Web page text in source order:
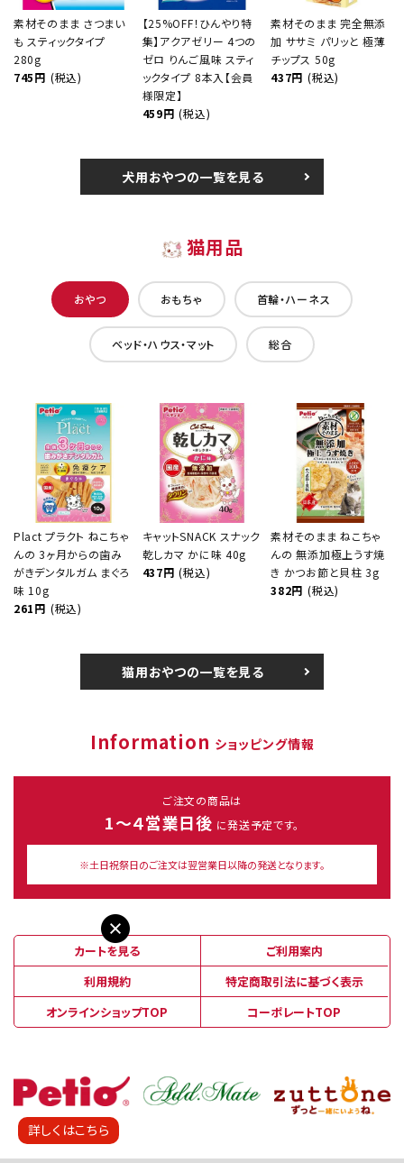
素材そのまま さつまい
も スティックタイプ
280g
745円 (税込)
【25%OFF！ひんやり特
集】アクアゼリー 4つの
ゼロ りんご風味 スティ
ックタイプ 8本入【会員
様限定】
459円 (税込)
素材そのまま 完全無添
加 ササミ パリッと 極薄
チップス 50g
437円 (税込)
犬用おやつの一覧を見る
猫用品
おやつ おもちゃ 首輪・ハーネス
ベッド・ハウス・マット 総合
Plact プラクト ねこちゃ
んの 3ヶ月からの歯み
がきデンタルガム まぐろ
味 10g
261円 (税込)
キャットSNACK スナック
乾しカマ かに味 40g
437円 (税込)
素材そのまま ねこちゃ
んの 無添加極上うす焼
き かつお節と貝柱 3g
382円 (税込)
猫用おやつの一覧を見る
Information ショッピング情報
ご注文の商品は
1～４営業日後 に発送予定です。
※土日祝祭日のご注文は翌営業日以降の発送となります。
カートを見る
ご利用案内
利用規約
特定商取引法に基づく表示
オンラインショップTOP
コーポレートTOP
詳しくはこちら